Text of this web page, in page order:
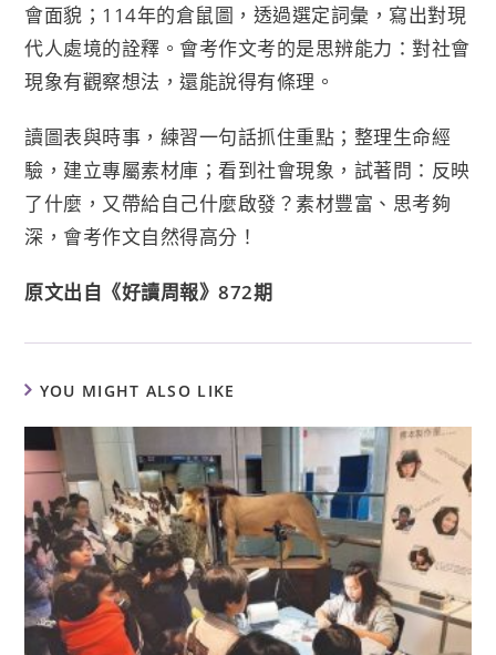
會面貌；114年的倉鼠圖，透過選定詞彙，寫出對現
代人處境的詮釋。會考作文考的是思辨能力：對社會
現象有觀察想法，還能說得有條理。
讀圖表與時事，練習一句話抓住重點；整理生命經
驗，建立專屬素材庫；看到社會現象，試著問：反映
了什麼，又帶給自己什麼啟發？素材豐富、思考夠
深，會考作文自然得高分！
原文出自《好讀周報》872期
YOU MIGHT ALSO LIKE